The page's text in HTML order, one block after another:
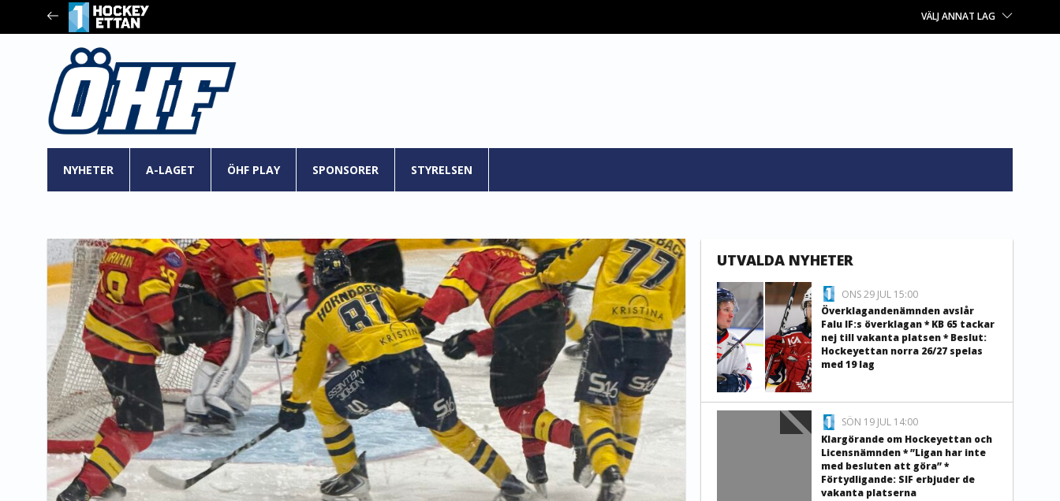
VÄLJ ANNAT LAG
NYHETER A-LAGET ÖHF PLAY SPONSORER STYRELSEN
UTVALDA NYHETER
ONS 29 JUL 15:00
Överklagandenämnden avslår
Falu IF:s överklagan * KB 65 tackar
nej till vakanta platsen * Beslut:
Hockeyettan norra 26/27 spelas
med 19 lag
SÖN 19 JUL 14:00
Klargörande om Hockeyettan och
Licensnämnden * ”Ligan har inte
med besluten att göra” *
Förtydligande: SIF erbjuder de
vakanta platserna